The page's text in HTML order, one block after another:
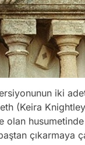
iki
(Keira
olan
çıkarmaya